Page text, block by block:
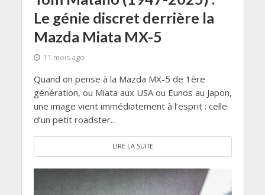
Le génie discret derrière la
Mazda Miata MX-5
11 mois ago
Quand on pense à la Mazda MX-5 de 1ère
génération, ou Miata aux USA ou Eunos au Japon,
une image vient immédiatement à l’esprit : celle
d’un petit roadster...
LIRE LA SUITE